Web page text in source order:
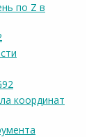
по Z в
координат